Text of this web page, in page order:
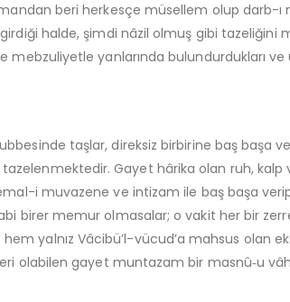
beri herkesçe müsellem olup
halde, şimdi nâzil olmuş gibi
yanlarında bulundurdukları
taşlar, direksiz birbirine baş
Gayet hârika olan ruh,
i muvazene ve intizam ile baş başa
birer memur olmasalar; o vakit her bir
yalnız Vâcibü’l-vücud’a mahsus olan
olabilen gayet muntazam bir masnû‑u